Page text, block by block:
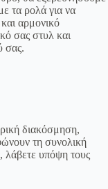
τα ρολά για να
αρμονικό
σας στυλ και
σας.
διακόσμηση,
τη συνολική
λάβετε υπόψη τους